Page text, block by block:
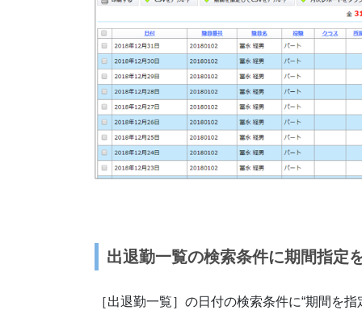
出退勤一覧の検索条件に期間指定
［出退勤一覧］の日付の検索条件に“期間を